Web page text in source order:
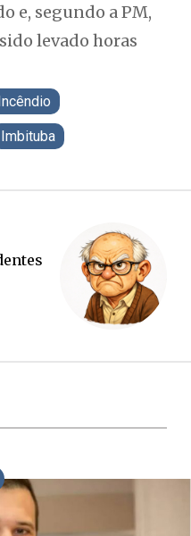
e, segundo a PM,
levado horas
Imbituba
a